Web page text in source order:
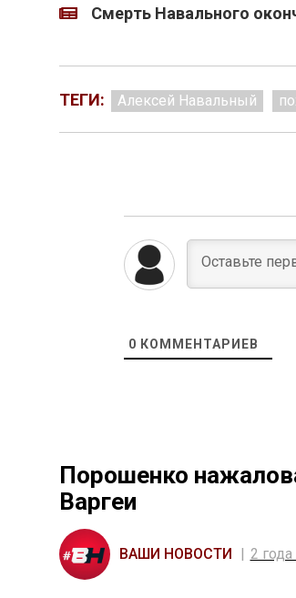
Смерть Навального
ТЕГИ: Алексей Навальный
0 КОММЕНТАРИЕВ
Порошенко
Варгеи
ВАШИ НОВОСТИ 2 года